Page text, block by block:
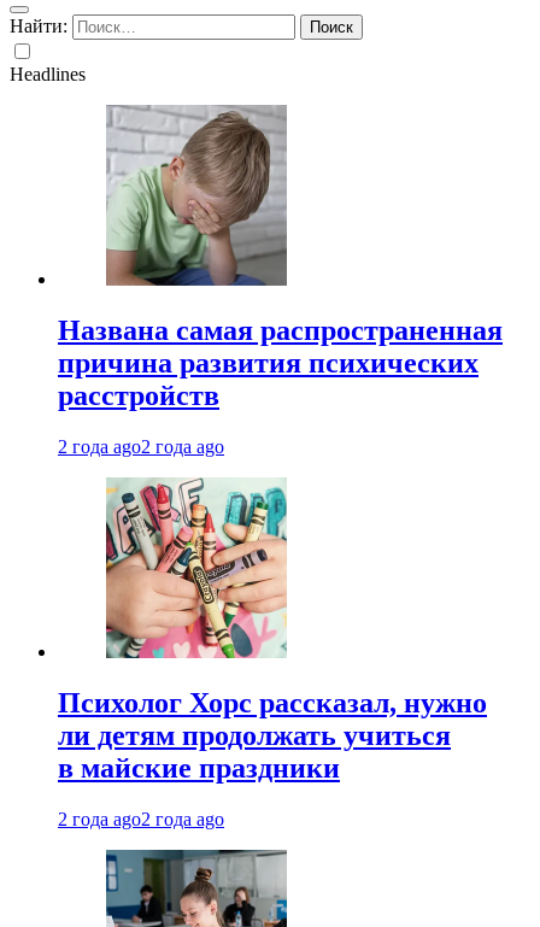
Найти:
Headlines
Названа самая распространенная
причина развития психических
расстройств
2 года ago2 года ago
Психолог Хорс рассказал, нужно
ли детям продолжать учиться
в майские праздники
2 года ago2 года ago